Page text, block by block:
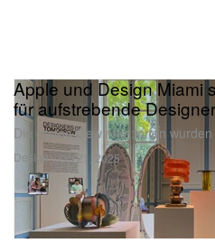
Design
Apple und Design Miami
für aufstrebende
Die ersten Gewinner:innen
Oct 21, 2025